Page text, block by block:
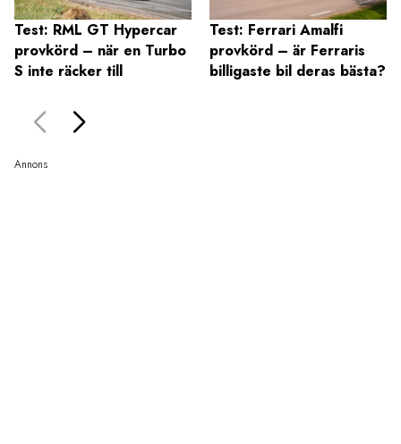
Test: RML GT Hypercar
provkörd – när en Turbo
S inte räcker till
Test: Ferrari Amalfi
provkörd – är Ferraris
billigaste bil deras bästa?
Annons